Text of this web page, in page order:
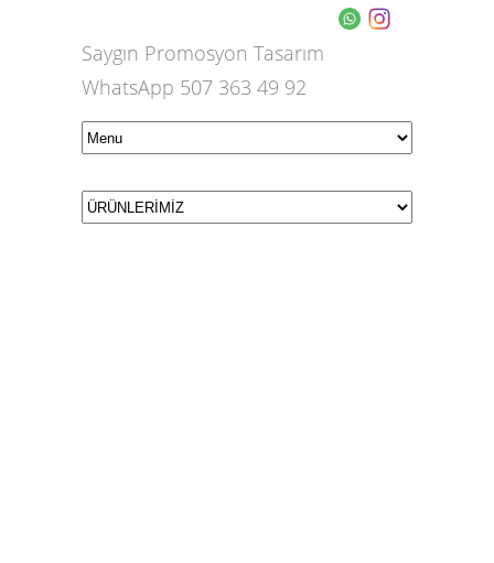
Saygın Promosyon Tasarım
WhatsApp 507 363 49 92